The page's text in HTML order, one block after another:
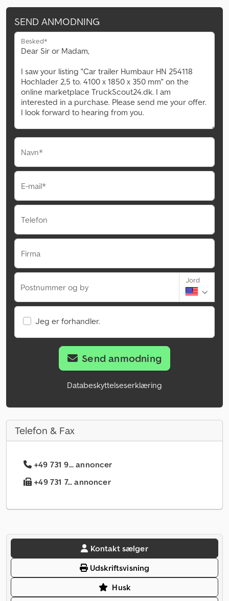
SEND ANMODNING
Besked*
Navn*
E-mail*
Telefon
Firma
Postnummer og by
Jord
Jeg er forhandler.
Send anmodning
Databeskyttelseserklæring
Telefon & Fax
+49 731 9... annoncer
+49 731 7... annoncer
Kontakt sælger
Udskriftsvisning
Husk